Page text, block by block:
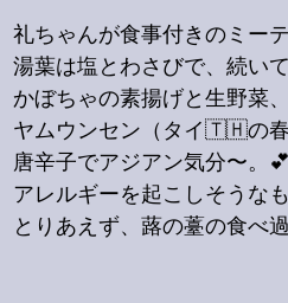
礼ちゃんが食事付きのミー
湯葉は塩とわさびで、続い
かぼちゃの素揚げと生野菜
ヤムウンセン（タイ🇹🇭の
唐辛子でアジアン気分〜。💕
アレルギーを起こしそうな
とりあえず、蕗の薹の食べ